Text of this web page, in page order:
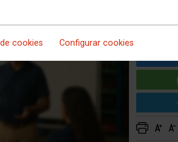
cookies Configurar cookies